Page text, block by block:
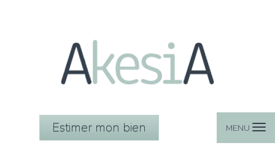
MENU
Estimer mon bien